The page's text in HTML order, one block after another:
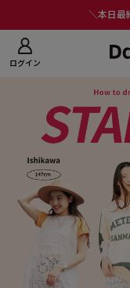
＼本日最
ログイン